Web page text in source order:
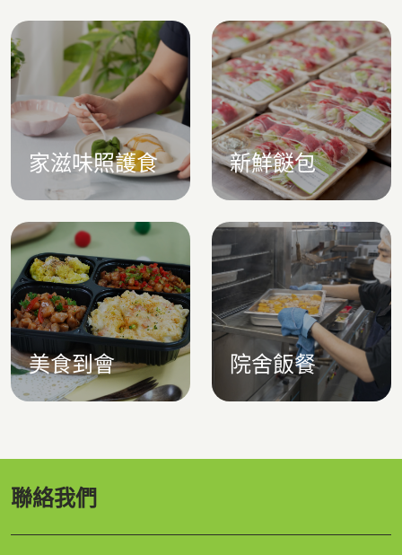
家滋味照護食 新鮮餸包
美食到會 院舍飯餐
聯絡我們